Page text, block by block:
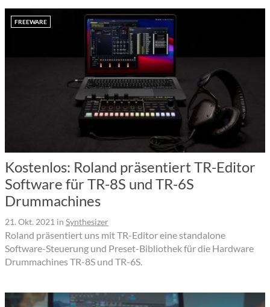
FREEWARE
Kostenlos: Roland präsentiert TR-Editor
Software für TR-8S und TR-6S
Drummachines
21. Okt. 2021 in Synthesizer
Roland präsentiert uns mit TR-Editor eine standalone
Software-Steuerung und Preset-Bibliothek für die Hardware
Drummachines TR-8S und TR-6S.